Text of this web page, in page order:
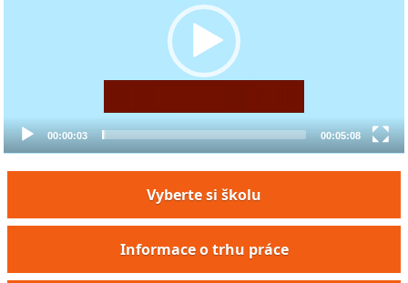
00:00:03 00:05:08
Vyberte si školu
Informace o trhu práce